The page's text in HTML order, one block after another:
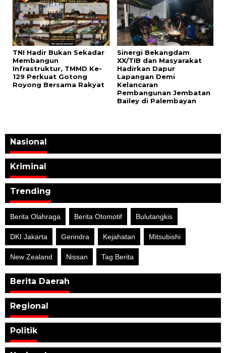
TNI Hadir Bukan Sekadar
Membangun
Infrastruktur, TMMD Ke-
129 Perkuat Gotong
Royong Bersama Rakyat
Sinergi Bekangdam
XX/TIB dan Masyarakat
Hadirkan Dapur
Lapangan Demi
Kelancaran
Pembangunan Jembatan
Bailey di Palembayan
Nasional
Kriminal
Trending
Berita Olahraga Berita Otomotif Bulutangkis
DKI Jakarta Gerindra Kejahatan Mitsubishi
New Zealand Nissan Tag Berita
Berita Daerah
Regional
Politik